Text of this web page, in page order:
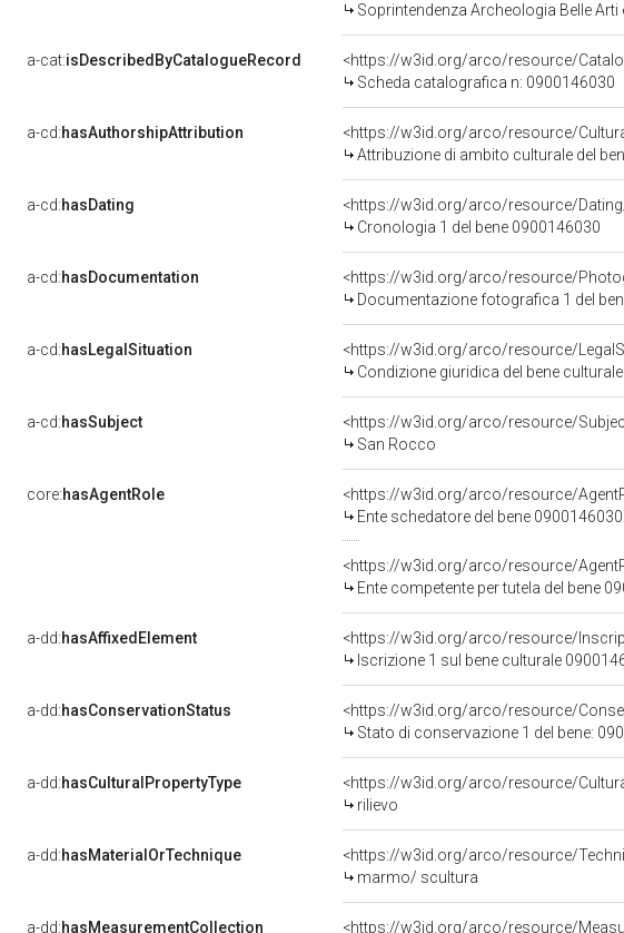
Soprintendenza Archeologia Belle
a-cat:isDescribedByCatalogueRecord
<https://w3id.org/arco/resource/
Scheda catalografica n: 0900146030
a-cd:hasAuthorshipAttribution
<https://w3id.org/arco/resource/
Attribuzione di ambito culturale del
a-cd:hasDating
<https://w3id.org/arco/resource/
Cronologia 1 del bene 0900146030
a-cd:hasDocumentation
<https://w3id.org/arco/resource/
Documentazione fotografica 1 del
a-cd:hasLegalSituation
<https://w3id.org/arco/resource/
Condizione giuridica del bene
a-cd:hasSubject
<https://w3id.org/arco/resource/
San Rocco
core:hasAgentRole
<https://w3id.org/arco/resource/
Ente schedatore del bene 0900146030:
<https://w3id.org/arco/resource/
Ente competente per tutela del bene
a-dd:hasAffixedElement
<https://w3id.org/arco/resource/
Iscrizione 1 sul bene culturale
a-dd:hasConservationStatus
<https://w3id.org/arco/resource/
Stato di conservazione 1 del bene:
a-dd:hasCulturalPropertyType
<https://w3id.org/arco/resource/
rilievo
a-dd:hasMaterialOrTechnique
<https://w3id.org/arco/resource/
marmo/ scultura
a-dd:hasMeasurementCollection
<https://w3id.org/arco/resource/